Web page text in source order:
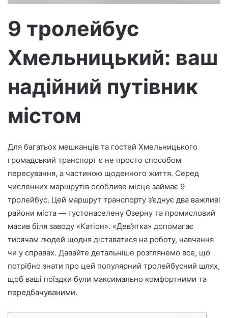
о
н
о
о
и
с
а
9 тролейбус
Хмельницький: ваш
надійний путівник
містом
Для багатьох мешканців та гостей Хмельницького
громадський транспорт є не просто способом
пересування, а частиною щоденного життя. Серед
численних маршрутів особливе місце займає 9
тролейбус. Цей маршрут транспорту з’єднує два важливі
райони міста — густонаселену Озерну та промисловий
масив біля заводу «Катіон». «Дев’ятка» допомагає
тисячам людей щодня діставатися на роботу, навчання
чи у справах. Давайте детальніше розглянемо все, що
потрібно знати про цей популярний тролейбусний шлях,
щоб ваші поїздки були максимально комфортними та
передбачуваними.